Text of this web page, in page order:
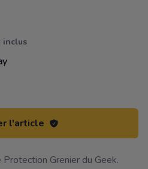
inclus
l'article
Grenier du Geek.